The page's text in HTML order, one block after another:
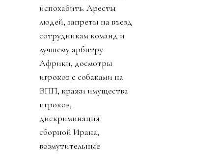
испохабить. Аресты
людей, запреты на въезд
сотрудникам команд и
лучшему арбитру
Африки, досмотры
игроков с собаками на
ВПП, кражи имущества
игроков,
дискриминация
сборной Ирана,
возмутительные